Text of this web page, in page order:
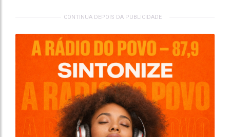
CONTINUA DEPOIS DA PUBLICIDADE